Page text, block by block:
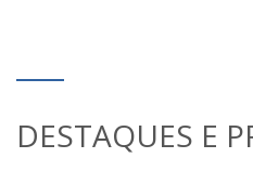
DESTAQUES E